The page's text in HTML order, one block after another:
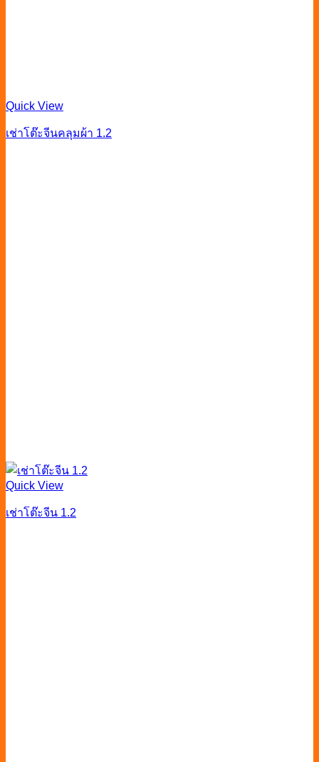
Quick View
เช่าโต๊ะจีนคลุมผ้า 1.2
Quick View
เช่าโต๊ะจีน 1.2